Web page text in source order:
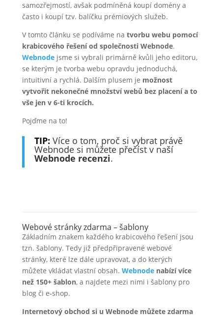
samozřejmostí, avšak podmíněná koupí domény a
často i koupí tzv. balíčku prémiových služeb.
V tomto článku se podíváme na tvorbu webu pomocí
krabicového řešení od společnosti Webnode.
Webnodejsme si vybrali primárně kvůli jeho editoru,
se kterým je tvorba webu opravdu jednoduchá,
intuitivní a rychlá. Dalším plusem je možnost
vytvořit nekonečné množství webů bez placení a to
vše jen v 6-ti krocích.
Pojďme na to!
TIP: Více o tom, proč si vybrat právě
Webnode si můžete přečíst v naší
Webnode recenzi.
Webové stránky zdarma – šablony
Základním znakem každého krabicového řešení jsou
tzn. šablony. Tedy již předpřipravené webové
stránky, které lze dále upravovat, a do kterých
můžete vkládat vlastní obsah. Webnodenabízí více
než 150+ šablon, a najdete mezi nimi i šablony pro
blog či e-shop.
Internetový obchod si u Webnode můžete zdarma